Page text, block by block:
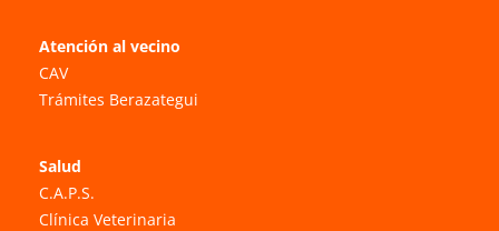
Atención al vecino
CAV
Trámites Berazategui
Salud
C.A.P.S.
Clínica Veterinaria